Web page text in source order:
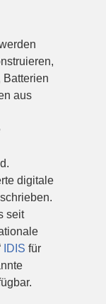
Batterien
aus
digitale
seit
IDIS für